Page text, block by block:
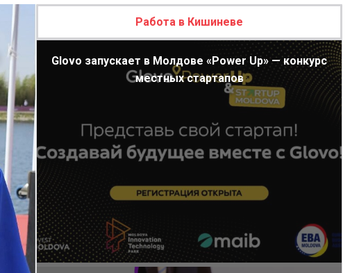
Работа в Кишиневе
Glovo запускает в Молдове «Power Up» — конкурс
местных стартапов